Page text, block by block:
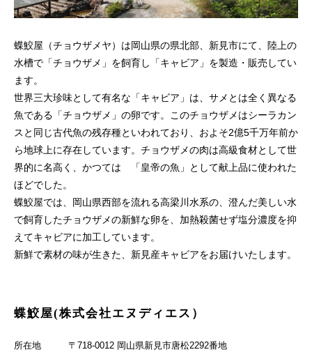
蝶鮫屋（チョウザメヤ）は岡山県の県北部、新見市にて、陸上の
水槽で「チョウザメ」を飼育し「キャビア」を製造・販売してい
ます。
世界三大珍味として有名な「キャビア」は、サメとは全く異なる
魚である「チョウザメ」の卵です。このチョウザメはシーラカン
スと同じ古代魚の残存種といわれており、およそ2億5千万年前か
ら地球上に存在しています。チョウザメの肉は高級食材として世
界的に名高く、かつては 「皇帝の魚」として献上品に使われた
ほどでした。
蝶鮫屋では、岡山県西部を流れる高梁川水系の、澄んだ美しい水
で飼育したチョウザメの新鮮な卵を、加熱殺菌せず塩分濃度を抑
えてキャビアに加工しています。
新鮮で素材の味が生きた、新見産キャビアをお届けいたします。
蝶鮫屋(株式会社エヌディエス）
所在地
〒718-0012 岡山県新見市唐松2292番地